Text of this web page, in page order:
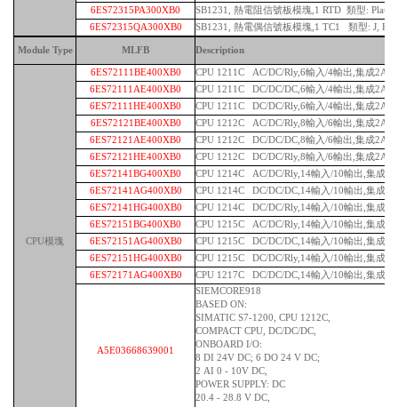
6ES72315PA300XB0
SB1231, 熱電阻信號板模塊,1 RTD 類型:
6ES72315QA300XB0
SB1231, 熱電偶信號板模塊,1 TC1 類型: J, K
Module Type MLFB Description
CPU模塊
6ES72111BE400XB0
CPU 1211C AC/DC/Rly,6輸入/4輸出,集成2AI
6ES72111AE400XB0
CPU 1211C DC/DC/DC,6輸入/4輸出,集成2AI
6ES72111HE400XB0
CPU 1211C DC/DC/Rly,6輸入/4輸出,集成2AI
6ES72121BE400XB0
CPU 1212C AC/DC/Rly,8輸入/6輸出,集成2AI
6ES72121AE400XB0
CPU 1212C DC/DC/DC,8輸入/6輸出,集成2AI
6ES72121HE400XB0
CPU 1212C DC/DC/Rly,8輸入/6輸出,集成2AI
6ES72141BG400XB0
CPU 1214C AC/DC/Rly,14輸入/10輸出,集成
6ES72141AG400XB0
CPU 1214C DC/DC/DC,14輸入/10輸出,集成
6ES72141HG400XB0
CPU 1214C DC/DC/Rly,14輸入/10輸出,集成
6ES72151BG400XB0
CPU 1215C AC/DC/Rly,14輸入/10輸出,集成
6ES72151AG400XB0
CPU 1215C DC/DC/DC,14輸入/10輸出,集成
6ES72151HG400XB0
CPU 1215C DC/DC/Rly,14輸入/10輸出,集成
6ES72171AG400XB0
CPU 1217C DC/DC/DC,14輸入/10輸出,集成
A5E03668639001
SIEMCORE918
BASED ON:
SIMATIC S7-1200, CPU 1212C,
COMPACT CPU, DC/DC/DC,
ONBOARD I/O:
8 DI 24V DC; 6 DO 24 V DC;
2 AI 0 - 10V DC,
POWER SUPPLY: DC
20.4 - 28.8 V DC,